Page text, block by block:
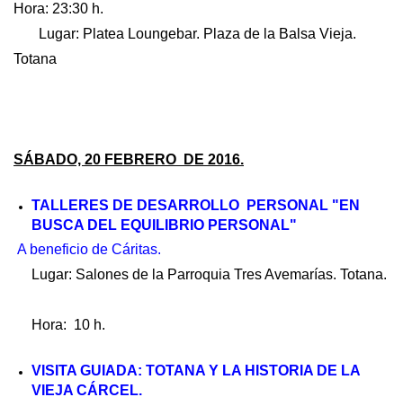
Hora: 23:30 h.
Lugar: Platea Loungebar. Plaza de la Balsa Vieja.
Totana
SÁBADO, 20 FEBRERO DE 2016.
TALLERES DE DESARROLLO PERSONAL "EN
BUSCA DEL EQUILIBRIO PERSONAL"
A beneficio de Cáritas.
Lugar: Salones de la Parroquia Tres Avemarías. Totana.
Hora: 10 h.
VISITA GUIADA: TOTANA Y LA HISTORIA DE LA
VIEJA CÁRCEL.